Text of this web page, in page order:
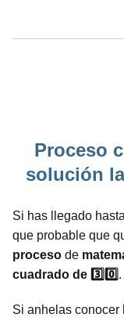
Proceso
solución
Si has llegado
que probable que
proceso de
cuadrado de 3️⃣0️⃣ .
Si anhelas conocer